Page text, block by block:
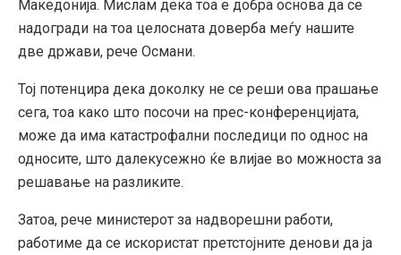
Македонија. Мислам дека тоа е добра основа да се
надогради на тоа целосната доверба меѓу нашите
две држави, рече Османи.
Тој потенцира дека доколку не се реши ова прашање
сега, тоа како што посочи на прес-конференцијата,
може да има катастрофални последици по однос на
односите, што далекусежно ќе влијае во можноста за
решавање на разликите.
Затоа, рече министерот за надворешни работи,
работиме да се искористат претстојните денови да ја